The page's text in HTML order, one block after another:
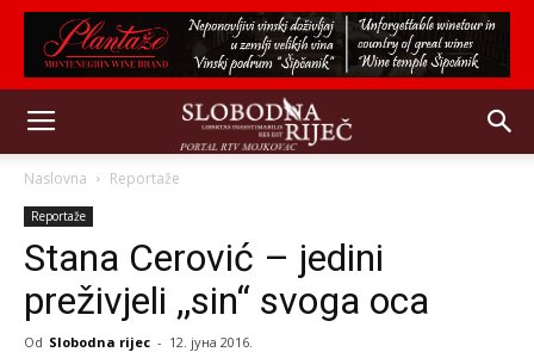
Naslovna Reportaže
Reportaže
Stana Cerović – jedini
preživjeli ,,sin“ svoga oca
Od Slobodna rijec - 12. јуна 2016.